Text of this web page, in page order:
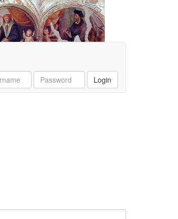
Password Login